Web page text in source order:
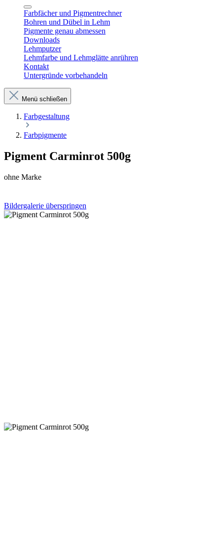
Farbfächer und Pigmentrechner
Bohren und Dübel in Lehm​
Pigmente genau abmessen
Downloads
Lehmputzer
Lehmfarbe und Lehmglätte anrühren
Kontakt
Untergründe vorbehandeln
Menü schließen
Farbgestaltung
Farbpigmente
Pigment Carminrot 500g
ohne Marke
Bildergalerie überspringen